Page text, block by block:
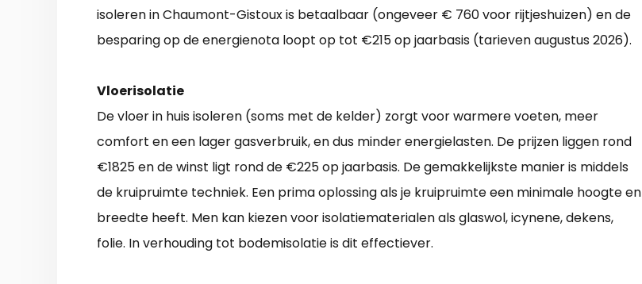
isoleren in Chaumont-Gistoux is betaalbaar (ongeveer € 760 voor rijtjeshuizen) en de
besparing op de energienota loopt op tot €215 op jaarbasis (tarieven augustus 2026).
Vloerisolatie
De vloer in huis isoleren (soms met de kelder) zorgt voor warmere voeten, meer
comfort en een lager gasverbruik, en dus minder energielasten. De prijzen liggen rond
€1825 en de winst ligt rond de €225 op jaarbasis. De gemakkelijkste manier is middels
de kruipruimte techniek. Een prima oplossing als je kruipruimte een minimale hoogte en
breedte heeft. Men kan kiezen voor isolatiematerialen als glaswol, icynene, dekens,
folie. In verhouding tot bodemisolatie is dit effectiever.